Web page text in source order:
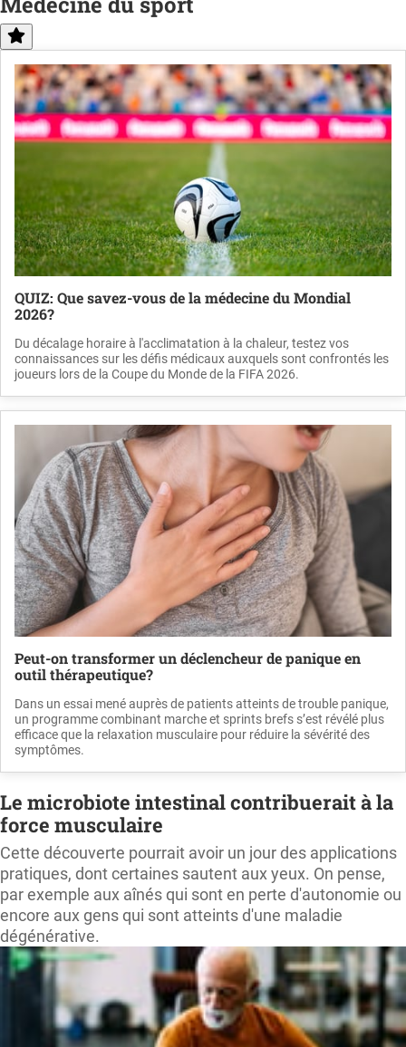
QUIZ: Que savez-vous de la médecine du Mondial
2026?
Du décalage horaire à l'acclimatation à la chaleur, testez vos
connaissances sur les défis médicaux auxquels sont confrontés les
joueurs lors de la Coupe du Monde de la FIFA 2026.
Peut-on transformer un déclencheur de panique en
outil thérapeutique?
Dans un essai mené auprès de patients atteints de trouble panique,
un programme combinant marche et sprints brefs s’est révélé plus
efficace que la relaxation musculaire pour réduire la sévérité des
symptômes.
Le microbiote intestinal contribuerait à la
force musculaire
Cette découverte pourrait avoir un jour des applications
pratiques, dont certaines sautent aux yeux. On pense,
par exemple aux aînés qui sont en perte d'autonomie ou
encore aux gens qui sont atteints d'une maladie
dégénérative.